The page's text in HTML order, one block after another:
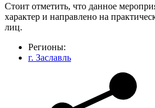
Стоит отметить, что данное
характер и направлено на
лиц.
Регионы:
г. Заславль